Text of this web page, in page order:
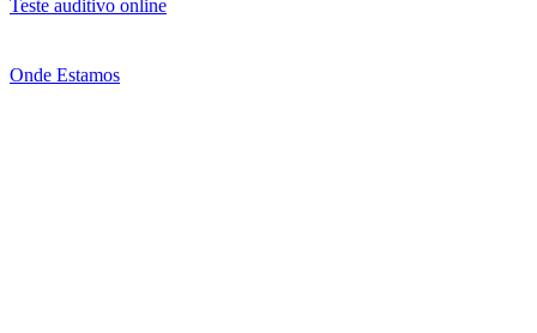
Teste auditivo online
Onde Estamos